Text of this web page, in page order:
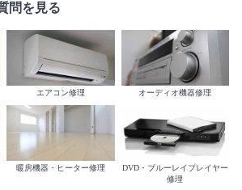
問を見る
エアコン修理 オーディオ機器修理
暖房機器・ヒーター修理
DVD・ブルーレイプレイヤー
修理